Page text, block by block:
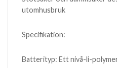
utomhusbruk
Specifikation:
Batterityp: Ett nivå-li-